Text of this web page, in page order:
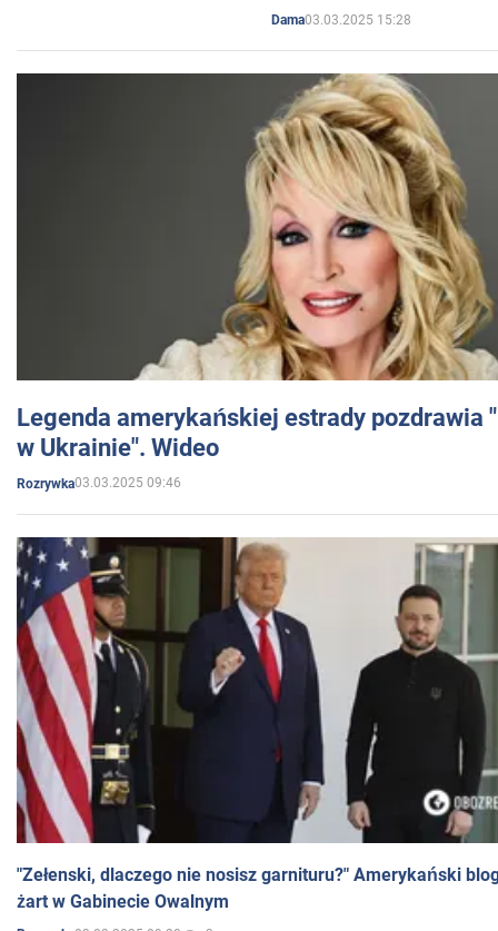
Dama03.03.2025 15:28
Legenda amerykańskiej estrady pozdrawia
w Ukrainie". Wideo
Rozrywka03.03.2025 09:46
"Zełenski, dlaczego nie nosisz garnituru?" Amerykański
żart w Gabinecie Owalnym